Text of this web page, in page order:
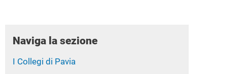
Naviga la sezione
I Collegi di Pavia